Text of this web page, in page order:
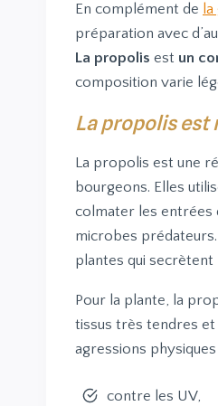
En complément de
préparation avec
La propolis est un
composition varie
La propolis est
La propolis est une
bourgeons. Elles
colmater les entrées
microbes
plantes qui
Pour la plante, la
tissus très tendres
agressions
contre les UV,